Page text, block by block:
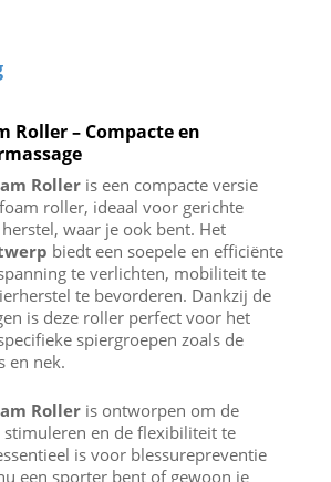
Roller – Compacte en
Roller is een compacte versie
roller, ideaal voor gerichte
waar je ook bent. Het
biedt een soepele en efficiënte
te verlichten, mobiliteit te
te bevorderen. Dankzij de
is deze roller perfect voor het
spiergroepen zoals de
en nek.
Roller is ontworpen om de
en de flexibiliteit te
is voor blessurepreventie
een sporter bent of gewoon je